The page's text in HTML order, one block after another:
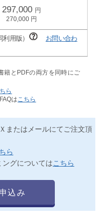
297,000
270,000
利用版）
お問い合わ
籍とPDFの両方を同時にご
ら
は こちら
またはメールにてご注文頂
ら
グについてはこちら
込み